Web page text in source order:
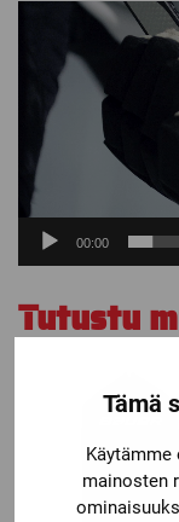
Tämä
mainosten
Videotoistin
00:00
Tutustu